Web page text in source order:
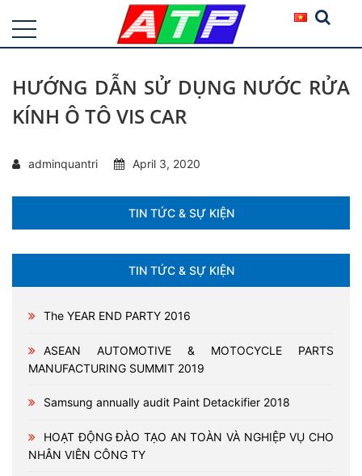
TIN TỨC & SỰ KIỆN
TIN TỨC & SỰ KIỆN
The YEAR END PARTY 2016
ASEAN AUTOMOTIVE & MOTOCYCLE PARTS
MANUFACTURING SUMMIT 2019
Samsung annually audit Paint Detackifier 2018
HOẠT ĐỘNG ĐÀO TẠO AN TOÀN VÀ NGHIỆP VỤ CHO
NHÂN VIÊN CÔNG TY
HƯỚNG DẪN SỬ DỤNG NƯỚC RỬA
KÍNH Ô TÔ VIS CAR
adminquantri April 3, 2020